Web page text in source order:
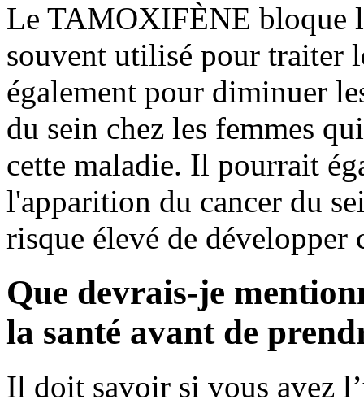
Le TAMOXIFÈNE bloque
souvent utilisé pour traiter
également pour diminuer
du sein chez les femmes
cette maladie. Il pourrait
l'apparition du cancer du
risque élevé de développer
Que devrais-je
la santé avant de
Il doit savoir si vous avez